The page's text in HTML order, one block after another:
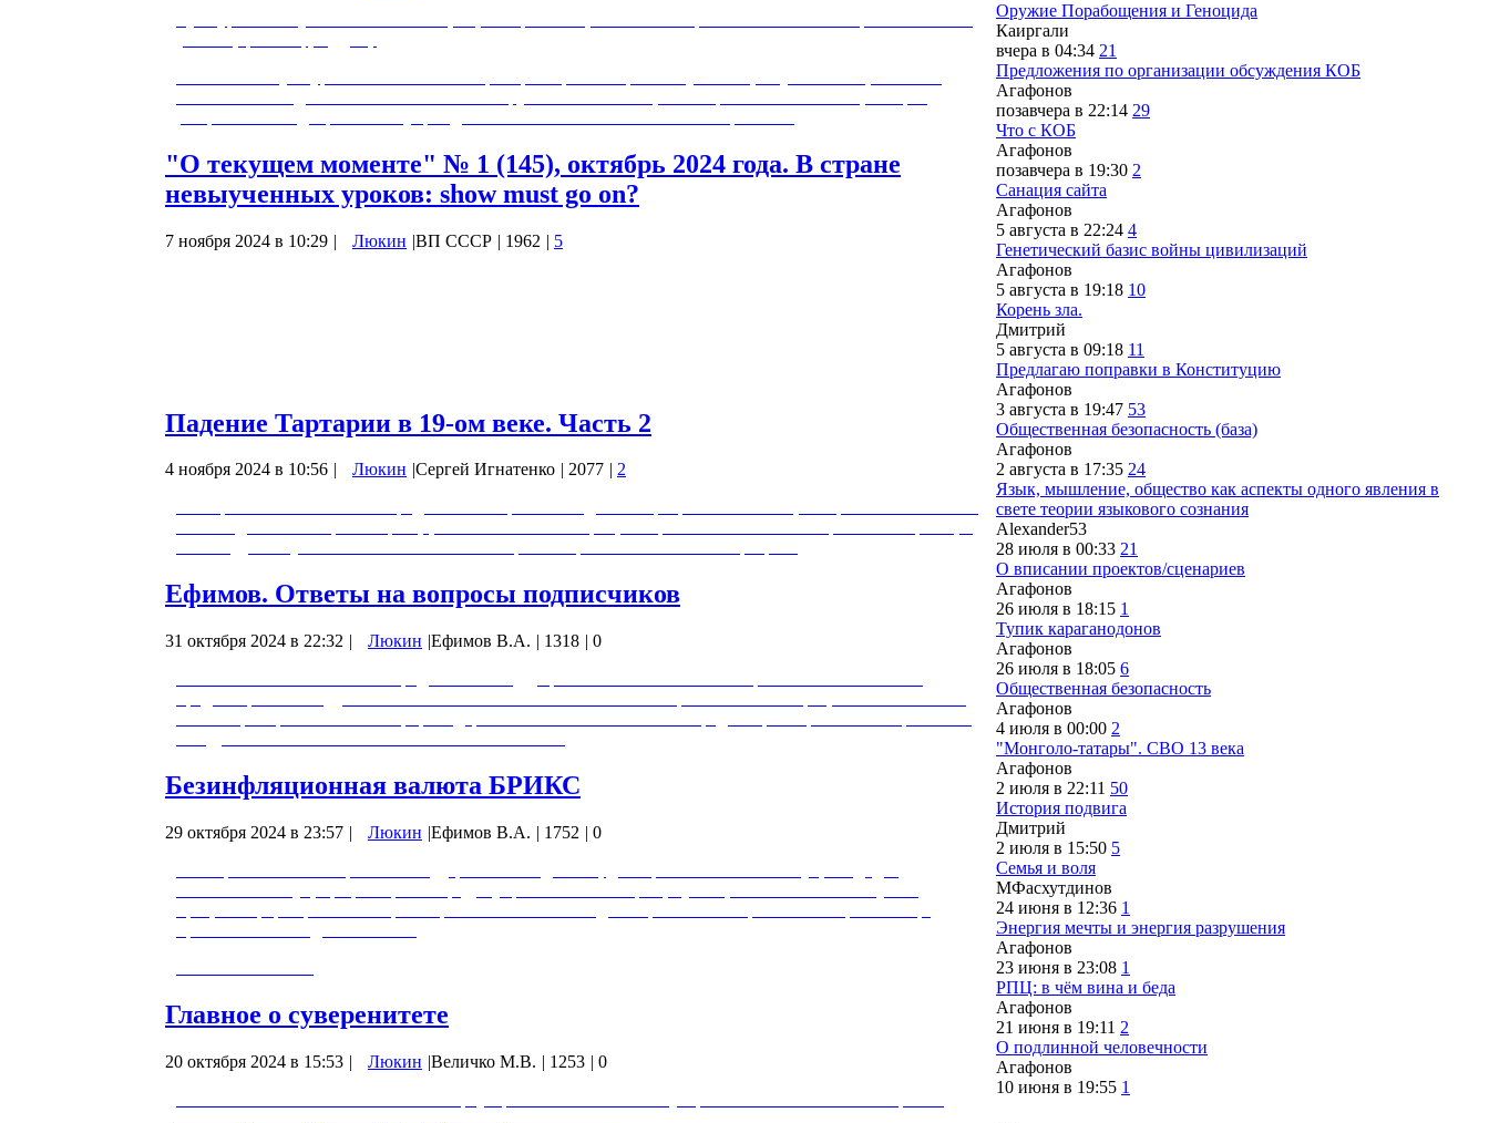
"О текущем моменте" № 1 (145), октябрь 2024 года. В стране
невыученных уроков: show must go on?
7 ноября 2024 в 10:29 | Люкин |ВП СССР | 1962 | 5
Падение Тартарии в 19-ом веке. Часть 2
4 ноября 2024 в 10:56 | Люкин |Сергей Игнатенко | 2077 | 2
Ефимов. Ответы на вопросы подписчиков
31 октября 2024 в 22:32 | Люкин |Ефимов В.А. | 1318 | 0
Безинфляционная валюта БРИКС
29 октября 2024 в 23:57 | Люкин |Ефимов В.А. | 1752 | 0
Главное о суверенитете
20 октября 2024 в 15:53 | Люкин |Величко М.В. | 1253 | 0
Оружие Порабощения и Геноцида
Каиргали
вчера в 04:34 21
Предложения по организации обсуждения КОБ
Агафонов
позавчера в 22:14 29
Что с КОБ
Агафонов
позавчера в 19:30 2
Санация сайта
Агафонов
5 августа в 22:24 4
Генетический базис войны цивилизаций
Агафонов
5 августа в 19:18 10
Корень зла.
Дмитрий
5 августа в 09:18 11
Предлагаю поправки в Конституцию
Агафонов
3 августа в 19:47 53
Общественная безопасность (база)
Агафонов
2 августа в 17:35 24
Язык, мышление, общество как аспекты одного явления в
свете теории языкового сознания
Alexander53
28 июля в 00:33 21
О вписании проектов/сценариев
Агафонов
26 июля в 18:15 1
Тупик караганодонов
Агафонов
26 июля в 18:05 6
Общественная безопасность
Агафонов
4 июля в 00:00 2
"Монголо-татары". СВО 13 века
Агафонов
2 июля в 22:11 50
История подвига
Дмитрий
2 июля в 15:50 5
Семья и воля
МФасхутдинов
24 июня в 12:36 1
Энергия мечты и энергия разрушения
Агафонов
23 июня в 23:08 1
РПЦ: в чём вина и беда
Агафонов
21 июня в 19:11 2
О подлинной человечности
Агафонов
10 июня в 19:55 1